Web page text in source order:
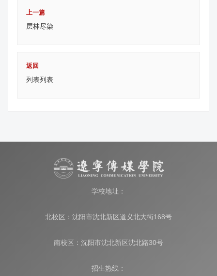
上一篇
层林尽染
返回
列表列表
学校地址：
北校区：沈阳市沈北新区道义北大街168号
南校区：沈阳市沈北新区沈北路30号
招生热线：